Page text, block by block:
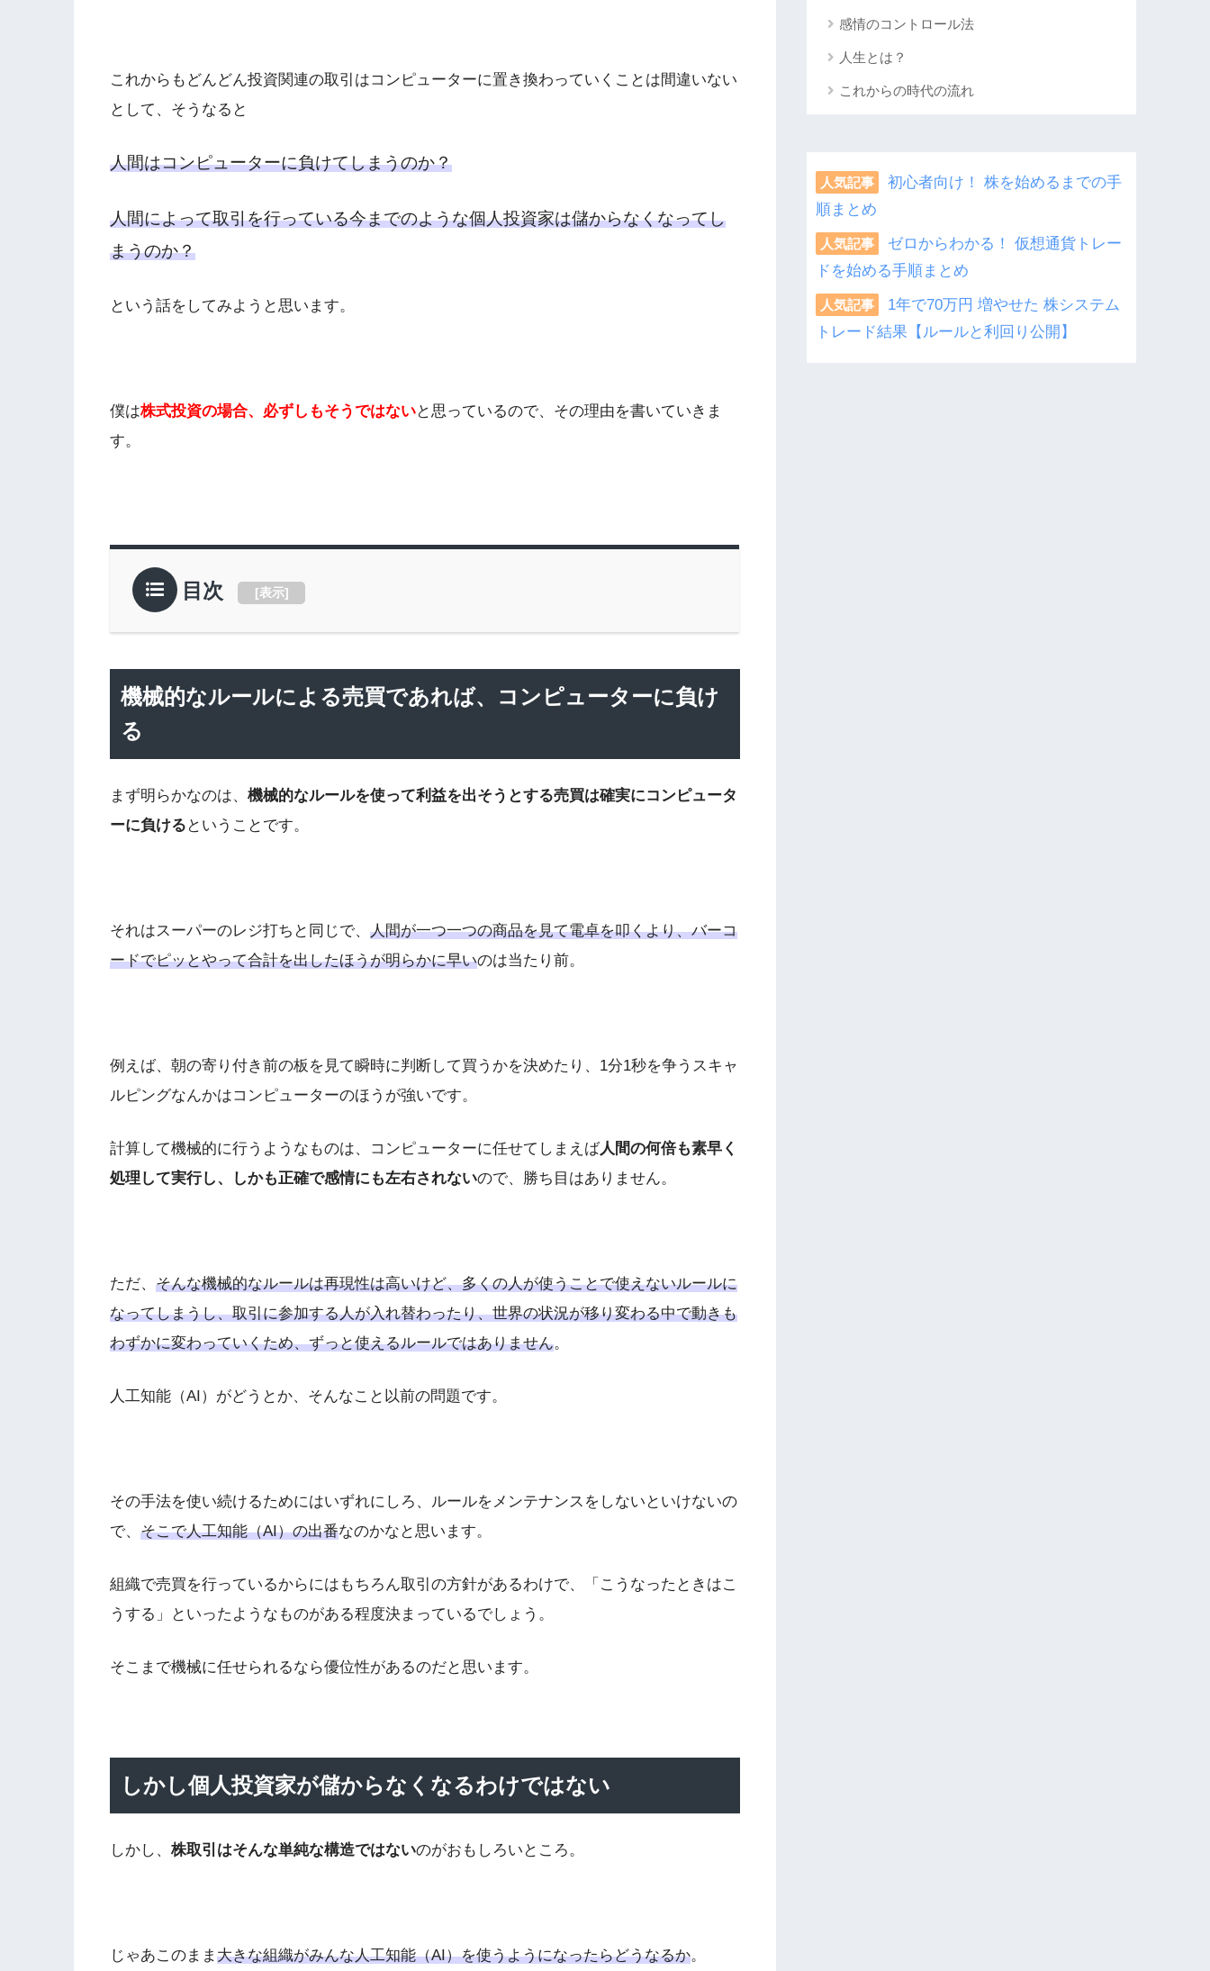
これからもどんどん投資関連の取引はコンピューターに置き換わっていくことは間違いない
として、そうなると
人間はコンピューターに負けてしまうのか？
人間によって取引を行っている今までのような個人投資家は儲からなくなってし
まうのか？
という話をしてみようと思います。
僕は株式投資の場合、必ずしもそうではないと思っているので、その理由を書いていきま
す。
目次 [表示]
機械的なルールによる売買であれば、コンピューターに負け
る
まず明らかなのは、 機械的なルールを使って利益を出そうとする売買は確実にコンピュータ
ーに負ける ということです。
それはスーパーのレジ打ちと同じで、 人間が一つ一つの商品を見て電卓を叩くより、バーコ
ードでピッとやって合計を出したほうが明らかに早いのは当たり前。
例えば、朝の寄り付き前の板を見て瞬時に判断して買うかを決めたり、1分1秒を争うスキャ
ルピングなんかはコンピューターのほうが強いです。
計算して機械的に行うようなものは、コンピューターに任せてしまえば人間の何倍も素早く
処理して実行し、しかも正確で感情にも左右されないので、勝ち目はありません。
ただ、 そんな機械的なルールは再現性は高いけど、多くの人が使うことで使えないルールに
なってしまうし、取引に参加する人が入れ替わったり、世界の状況が移り変わる中で動きも
わずかに変わっていくため、ずっと使えるルールではありません。
人工知能（AI）がどうとか、そんなこと以前の問題です。
その手法を使い続けるためにはいずれにしろ、ルールをメンテナンスをしないといけないの
で、 そこで人工知能（AI）の出番なのかなと思います。
組織で売買を行っているからにはもちろん取引の方針があるわけで、「こうなったときはこ
うする」といったようなものがある程度決まっているでしょう。
そこまで機械に任せられるなら優位性があるのだと思います。
しかし個人投資家が儲からなくなるわけではない
しかし、 株取引はそんな単純な構造ではないのがおもしろいところ。
じゃあこのまま 大きな組織がみんな人工知能（AI）を使うようになったらどうなるか。
感情のコントロール法
人生とは？
これからの時代の流れ
人気記事
初心者向け！ 株を始めるまでの手
順まとめ
人気記事
ゼロからわかる！ 仮想通貨トレー
ドを始める手順まとめ
人気記事
1年で70万円 増やせた 株システム
トレード結果【ルールと利回り公開】